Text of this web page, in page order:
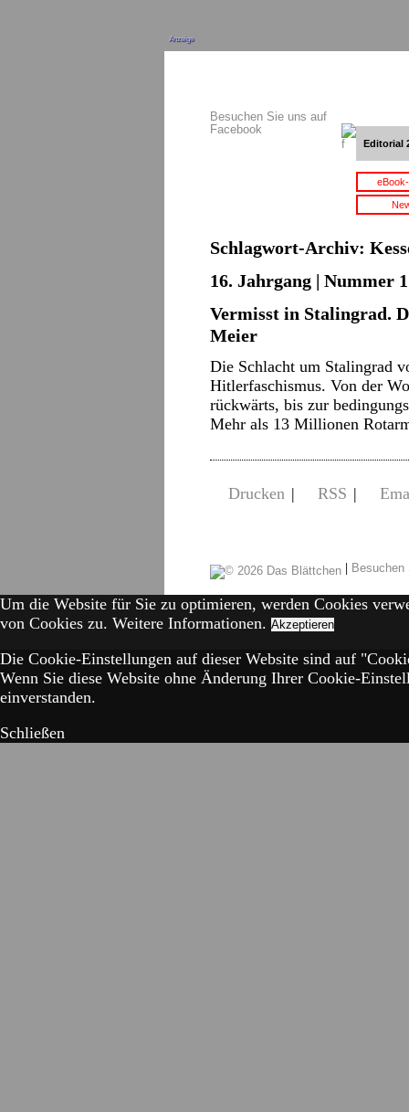
Anzeige
Besuchen Sie uns auf
Facebook
Editorial
Schlagwort-Archiv:
16. Jahrgang | Nummer
Vermisst in Stalingrad.
Meier
Die Schlacht um Stalingrad
Hitlerfaschismus. Von der
rückwärts, bis zur
Mehr als 13 Millionen
Drucken | RSS |
|
Um die Website für Sie zu optimieren, werden Cookies
von Cookies zu. Weitere Informationen. Akzeptieren
Die Cookie-Einstellungen auf dieser Website sind auf
Wenn Sie diese Website ohne Änderung Ihrer Cookie-
einverstanden.
Schließen